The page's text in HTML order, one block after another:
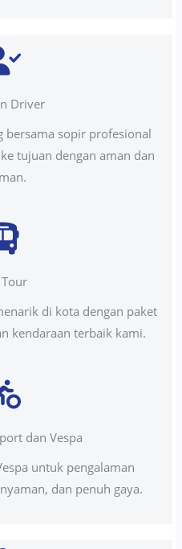
Driver
bersama sopir profesional
tujuan dengan aman dan
di kota dengan paket
kendaraan terbaik kami.
dan Vespa
untuk pengalaman
dan penuh gaya.